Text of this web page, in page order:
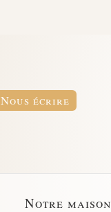
Nous écrire
Notre maison